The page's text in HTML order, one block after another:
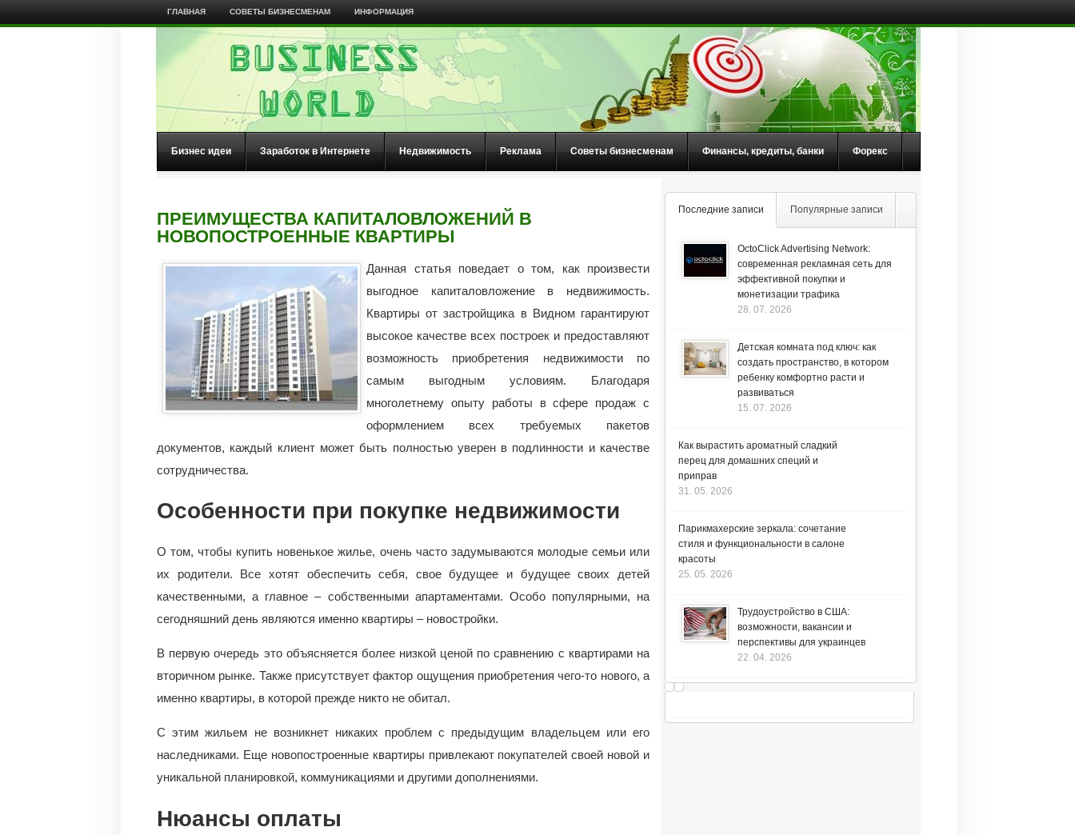
ГЛАВНАЯ СОВЕТЫ БИЗНЕСМЕНАМ ИНФОРМАЦИЯ
Бизнес идеи Заработок в Интернете Недвижимость Реклама Советы бизнесменам Финансы, кредиты, банки Форекс
ПРЕИМУЩЕСТВА КАПИТАЛОВЛОЖЕНИЙ В
НОВОПОСТРОЕННЫЕ КВАРТИРЫ
Данная статья поведает о том, как произвести
выгодное капиталовложение в недвижимость.
Квартиры от застройщика в Видном гарантируют
высокое качестве всех построек и предоставляют
возможность приобретения недвижимости по
самым выгодным условиям. Благодаря
многолетнему опыту работы в сфере продаж с
оформлением всех требуемых пакетов
документов, каждый клиент может быть полностью уверен в подлинности и качестве
сотрудничества.
Особенности при покупке недвижимости
О том, чтобы купить новенькое жилье, очень часто задумываются молодые семьи или
их родители. Все хотят обеспечить себя, свое будущее и будущее своих детей
качественными, а главное – собственными апартаментами. Особо популярными, на
сегодняшний день являются именно квартиры – новостройки.
В первую очередь это объясняется более низкой ценой по сравнению с квартирами на
вторичном рынке. Также присутствует фактор ощущения приобретения чего-то нового, а
именно квартиры, в которой прежде никто не обитал.
С этим жильем не возникнет никаких проблем с предыдущим владельцем или его
наследниками. Еще новопостроенные квартиры привлекают покупателей своей новой и
уникальной планировкой, коммуникациями и другими дополнениями.
Нюансы оплаты
Последние записи Популярные записи
OctoClick Advertising Network:
современная рекламная сеть для
эффективной покупки и
монетизации трафика
28. 07. 2026
Детская комната под ключ: как
создать пространство, в котором
ребенку комфортно расти и
развиваться
15. 07. 2026
Как вырастить ароматный сладкий
перец для домашних специй и
приправ
31. 05. 2026
Парикмахерские зеркала: сочетание
стиля и функциональности в салоне
красоты
25. 05. 2026
Трудоустройство в США:
возможности, вакансии и
перспективы для украинцев
22. 04. 2026